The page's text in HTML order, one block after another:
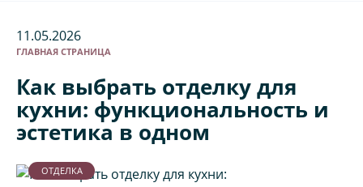
11.05.2026
ГЛАВНАЯ СТРАНИЦА
Как выбрать отделку для
кухни: функциональность и
эстетика в одном
ОТДЕЛКА